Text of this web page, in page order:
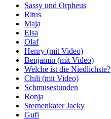
Sassy und Orpheus
Ritus
Maja
Elsa
Olaf
Henry (mit Video)
Benjamin (mit Video)
Welche ist die Niedlichste?
Chili (mit Video)
Schmusestunden
Ronja
Sternenkater Jacky
Gufi